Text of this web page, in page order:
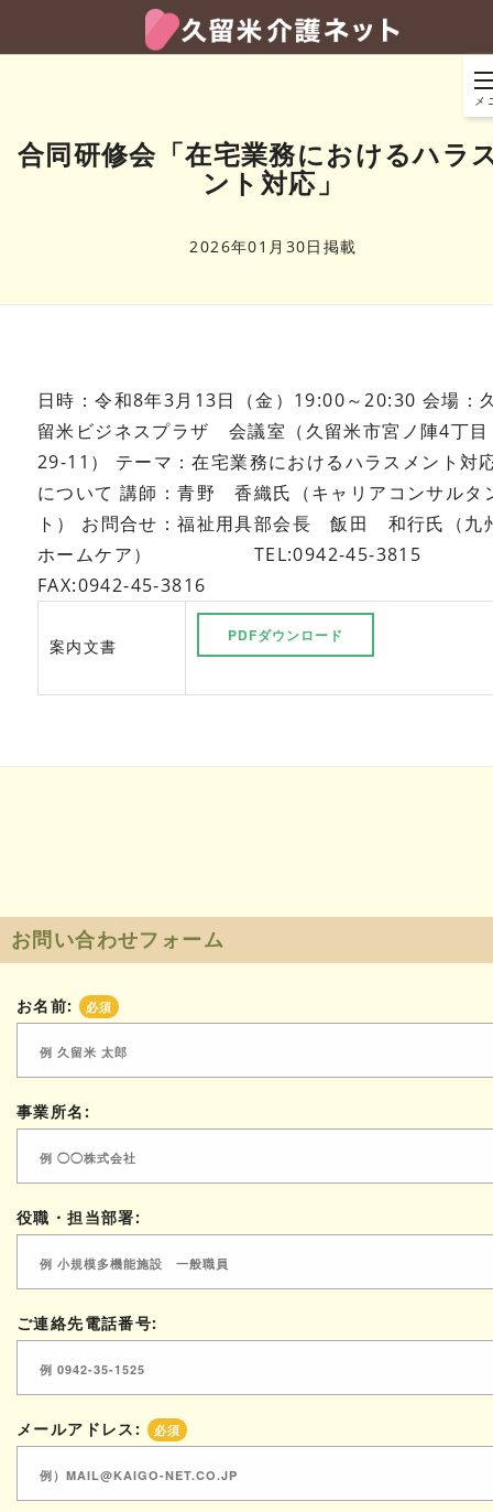
メ
合同研修会「在宅業務におけるハラ
ント対応」
2026年01月30日掲載
日時：令和8年3月13日（金）19:00～20:30 会場：
留米ビジネスプラザ 会議室（久留米市宮ノ陣4丁目
29-11） テーマ：在宅業務におけるハラスメント対
について 講師：青野 香織氏（キャリアコンサルタ
ト） お問合せ：福祉用具部会長 飯田 和行氏（九
ホームケア）
TEL:0942-45-3815
FAX:0942-45-3816
案内文書
PDFダウンロード
お問い合わせフォーム
お名前: 必須
事業所名:
役職・担当部署:
ご連絡先電話番号:
メールアドレス: 必須